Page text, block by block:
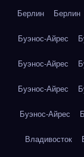
Берлин Берлин
Буэнос-Айрес
Буэнос-Айрес
Буэнос-Айрес
Буэнос-Айрес
Владивосток